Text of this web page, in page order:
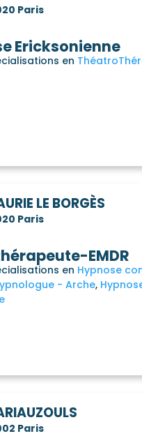
Paris
Ericksonienne
en
LE BORGÈS
Paris
EMDR
en Hypnose
- Arche
Paris